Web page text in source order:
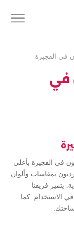
في الفجيرة
في
في الفجيرة بأعلى
بمقاسات وألوان
يتميز فريقنا
في الاستخدام. كما